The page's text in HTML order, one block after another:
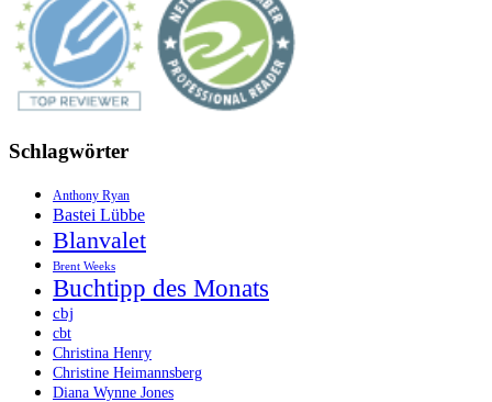
Schlagwörter
Anthony Ryan
Bastei Lübbe
Blanvalet
Brent Weeks
Buchtipp des Monats
cbj
cbt
Christina Henry
Christine Heimannsberg
Diana Wynne Jones